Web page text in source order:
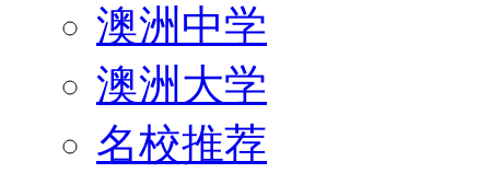
澳洲中学
澳洲大学
名校推荐